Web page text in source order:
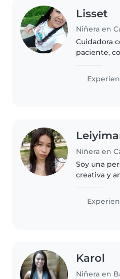
Lisset
Niñera en
Cuidadora
paciente,
infantil. Me
entorno
Niñera en
Soy una
creativa y
cuentos,
Busco
seguro y
Karol
Niñera en